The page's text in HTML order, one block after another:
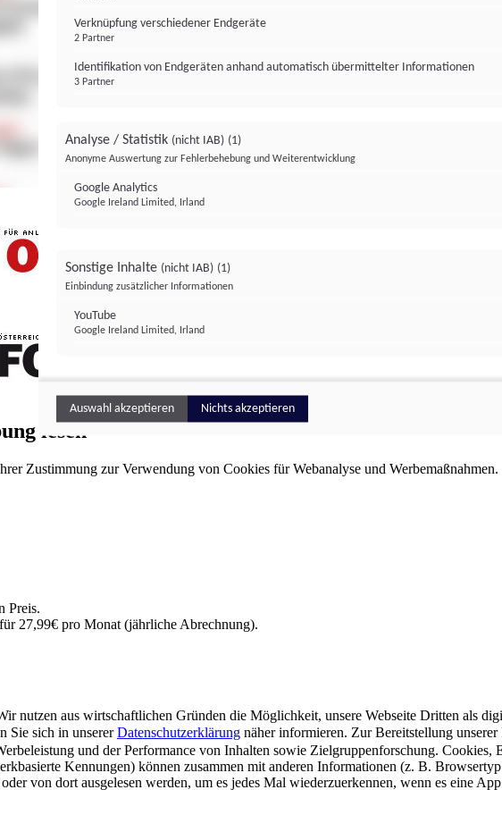
professionell
lesen
Zustimmung zur Verwendung von Cookies für Webanalyse und Werbemaßnahmen.
Preis.
27,99€ pro Monat (jährliche Abrechnung).
nutzen aus wirtschaftlichen Gründen die Möglichkeit, unsere Webseite Dritten als
Sie sich in unsererDatenschutzerklärung näher informieren. Zur Bereitstellung
und der Performance von Inhalten sowie Zielgruppenforschung.
Kennungen) können zusammen mit anderen Informationen (z. B.
von dort ausgelesen werden, um es jedes Mal wiederzuerkennen, wenn es eine
Verknüpfung verschiedener Endgeräte
2 Partner
Identifikation von Endgeräten anhand automatisch übermittelter Informationen
3 Partner
Analyse / Statistik (nicht IAB) (1)
Anonyme Auswertung zur Fehlerbehebung und Weiterentwicklung
Google Analytics
Google Ireland Limited, Irland
Sonstige Inhalte (nicht IAB) (1)
Einbindung zusätzlicher Informationen
YouTube
Google Ireland Limited, Irland
Auswahl akzeptieren Nichts akzeptieren